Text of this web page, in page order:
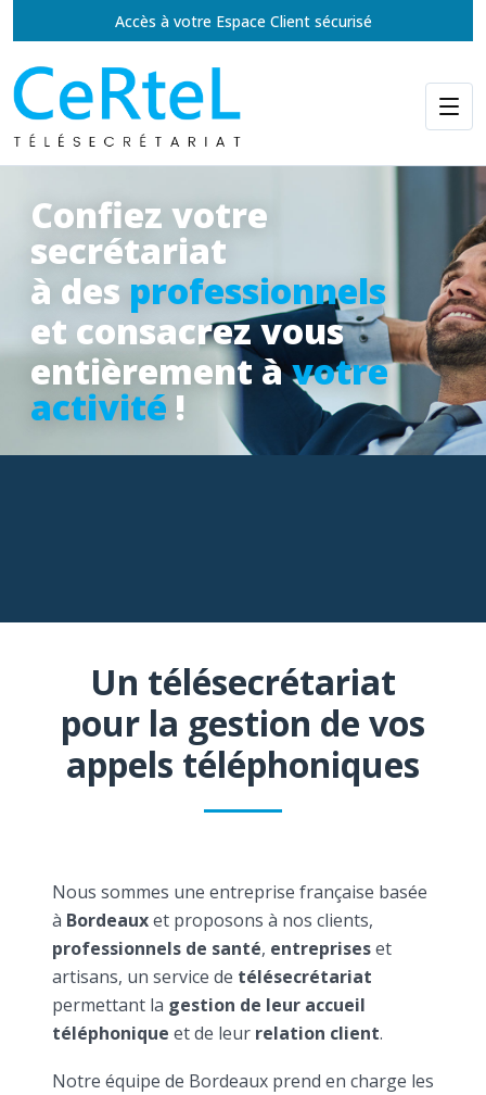
Accès à votre Espace Client sécurisé
Confiez votre
secrétariat
à des professionnels
et consacrez vous
entièrement àvotre
activité !
Un télésecrétariat
pour la gestion de vos
appels téléphoniques
Nous sommes une entreprise française basée
à Bordeauxet proposons à nos clients,
professionnels de santé, entrepriseset
artisans, un service de télésecrétariat
permettant la gestion de leur accueil
téléphonique et de leur relation client.
Notre équipe de Bordeaux prend en charge les